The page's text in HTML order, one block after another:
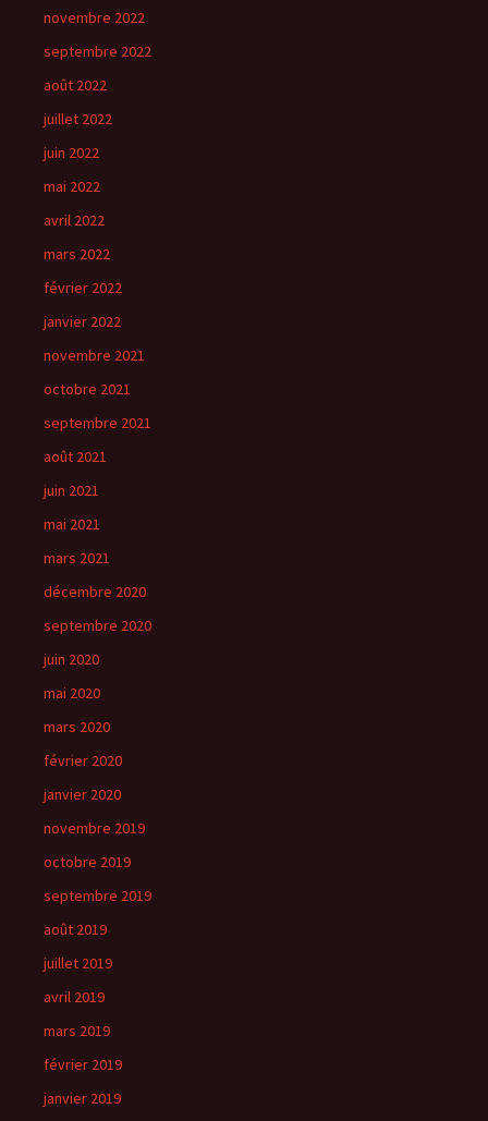
novembre 2022
septembre 2022
août 2022
juillet 2022
juin 2022
mai 2022
avril 2022
mars 2022
février 2022
janvier 2022
novembre 2021
octobre 2021
septembre 2021
août 2021
juin 2021
mai 2021
mars 2021
décembre 2020
septembre 2020
juin 2020
mai 2020
mars 2020
février 2020
janvier 2020
novembre 2019
octobre 2019
septembre 2019
août 2019
juillet 2019
avril 2019
mars 2019
février 2019
janvier 2019